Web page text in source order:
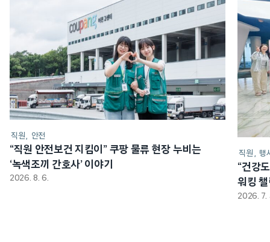
직원 안전
“직원 안전보건 지킴이” 쿠팡 물류 현장 누비는
‘녹색조끼 간호사’ 이야기
2026. 8. 6.
직원 행
“건강
워킹
2026. 7.